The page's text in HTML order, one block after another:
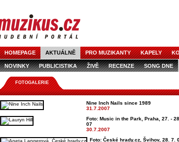
HOMEPAGE AKTUÁLNĚ PRO MUZIKANTY KAPELY
NOVINKY PUBLICISTIKA ŽIVĚ RECENZE SONG DNE
FOTOGALERIE
Nine Inch Nails since 1989
31.7.2007
Foto: Music in the Park, Praha, 27. -
07
30.7.2007
Foto: České hrady.cz, Švihov, 28. 7.